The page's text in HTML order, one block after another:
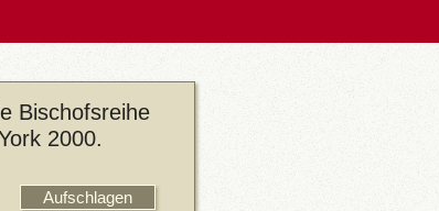
Bischofsreihe
2000.